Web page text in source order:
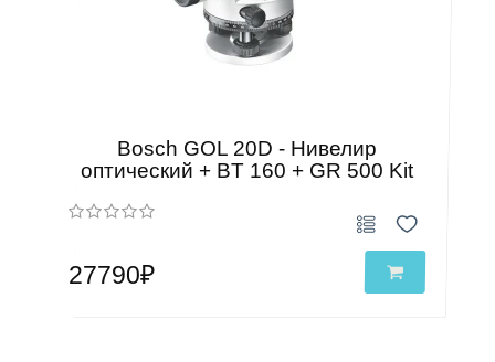
Bosch GOL 20D - Нивелир
оптический + BT 160 + GR 500 Kit
27790₽